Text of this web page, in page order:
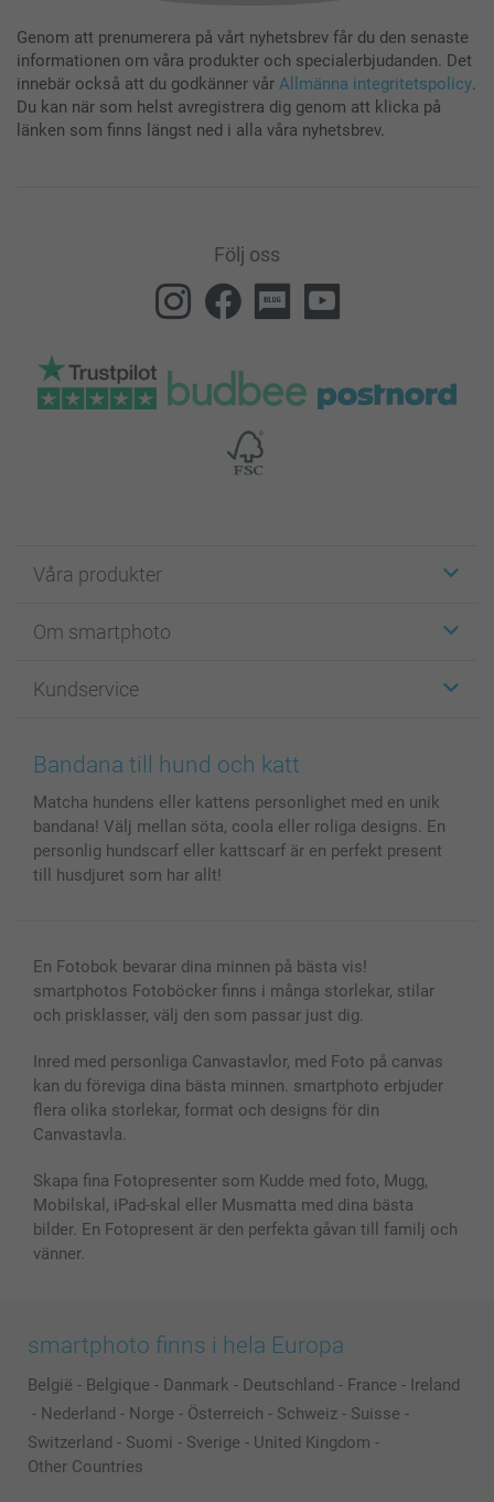
Genom att prenumerera på vårt nyhetsbrev får du den senaste
informationen om våra produkter och specialerbjudanden. Det
innebär också att du godkänner vår Allmänna integritetspolicy.
Du kan när som helst avregistrera dig genom att klicka på
länken som finns längst ned i alla våra nyhetsbrev.
Följ oss
Våra produkter
Fotokort
Fotoböcker
Bilder, Fotoförstoring & Fotohäften
MyNameBook
Fotoalmanackor & Fotoagenda
Fotoramar & Tillbehör
Om smartphoto
För affiliates
Cookie Policy
Villkor och garantier
Investor Relations
Kundservice
smartgaranti
Priser & betalning
Status på beställningar
Bandana till hund och katt
Matcha hundens eller kattens personlighet med en unik
bandana! Välj mellan söta, coola eller roliga designs. En
personlig hundscarf eller kattscarf är en perfekt present
till husdjuret som har allt!
En Fotobok bevarar dina minnen på bästa vis!
smartphotos Fotoböcker finns i många storlekar, stilar
och prisklasser, välj den som passar just dig.
Inred med personliga Canvastavlor, med Foto på canvas
kan du föreviga dina bästa minnen. smartphoto erbjuder
flera olika storlekar, format och designs för din
Canvastavla.
Skapa fina Fotopresenter som Kudde med foto, Mugg,
Mobilskal, iPad-skal eller Musmatta med dina bästa
bilder. En Fotopresent är den perfekta gåvan till familj och
vänner.
smartphoto finns i hela Europa
België - Belgique - Danmark - Deutschland - France - Ireland
- Nederland - Norge - Österreich - Schweiz - Suisse -
Switzerland - Suomi - Sverige - United Kingdom -
Other Countries